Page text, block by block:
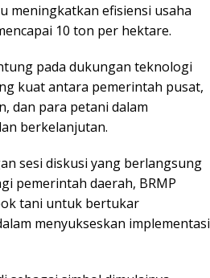
meningkatkan efisiensi usaha
10 ton per hektare.
pada dukungan teknologi
kuat antara pemerintah pusat,
dan para petani dalam
berkelanjutan.
sesi diskusi yang berlangsung
pemerintah daerah, BRMP
tani untuk bertukar
menyukseskan implementasi